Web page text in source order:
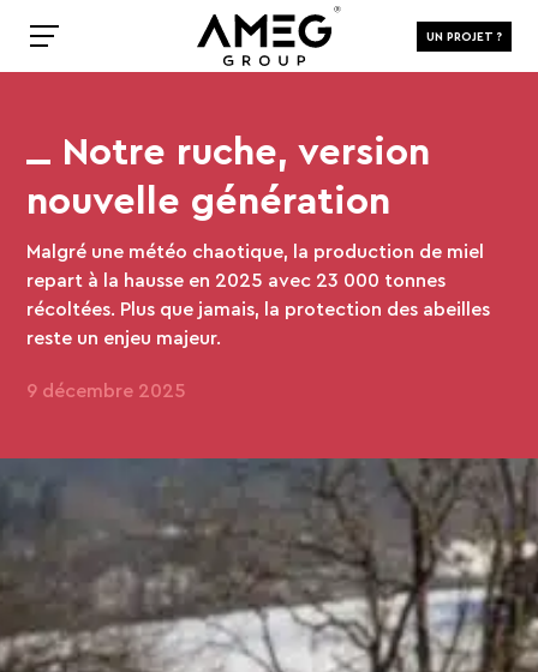
UN PROJET ?
Notre ruche, version
nouvelle génération
Malgré une météo chaotique, la production de miel
repart à la hausse en 2025 avec 23 000 tonnes
récoltées. Plus que jamais, la protection des abeilles
reste un enjeu majeur.
9 décembre 2025